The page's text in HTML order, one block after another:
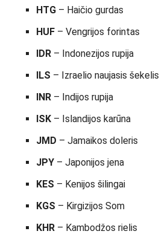
HTG – Haičio gurdas
HUF – Vengrijos forintas
IDR – Indonezijos rupija
ILS – Izraelio naujasis šekelis
INR – Indijos rupija
ISK – Islandijos karūna
JMD – Jamaikos doleris
JPY – Japonijos jena
KES – Kenijos šilingai
KGS – Kirgizijos Som
KHR – Kambodžos rielis